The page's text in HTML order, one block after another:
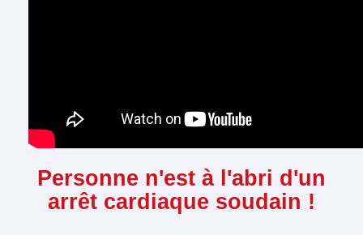
Personne n'est à l'abri d'un
arrêt cardiaque soudain !